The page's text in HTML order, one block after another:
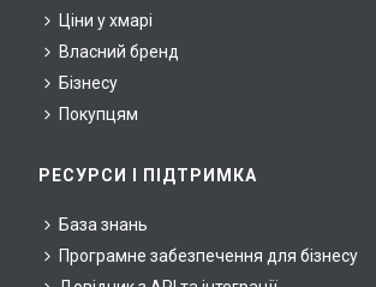
Ціни у хмарі
Власний бренд
Бізнесу
Покупцям
РЕСУРСИ І ПІДТРИМКА
База знань
Програмне забезпечення для бізнесу